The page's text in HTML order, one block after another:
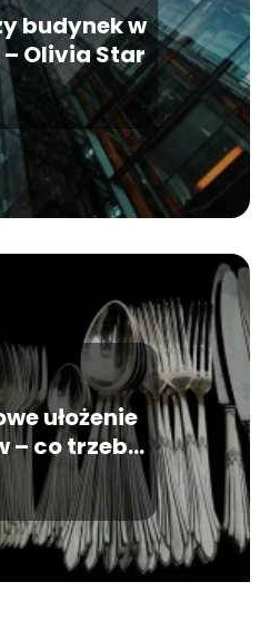
budynek w
Olivia Star
ułożenie
– co trzeba